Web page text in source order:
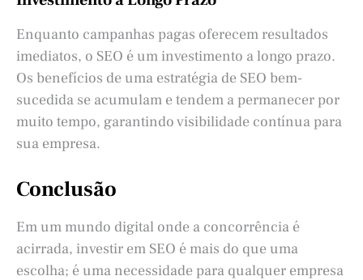
Enquanto campanhas pagas oferecem resultados
imediatos, o SEO é um investimento a longo prazo.
Os benefícios de uma estratégia de SEO bem-
sucedida se acumulam e tendem a permanecer por
muito tempo, garantindo visibilidade contínua para
sua empresa.
Conclusão
Em um mundo digital onde a concorrência é
acirrada, investir em SEO é mais do que uma
escolha; é uma necessidade para qualquer empresa